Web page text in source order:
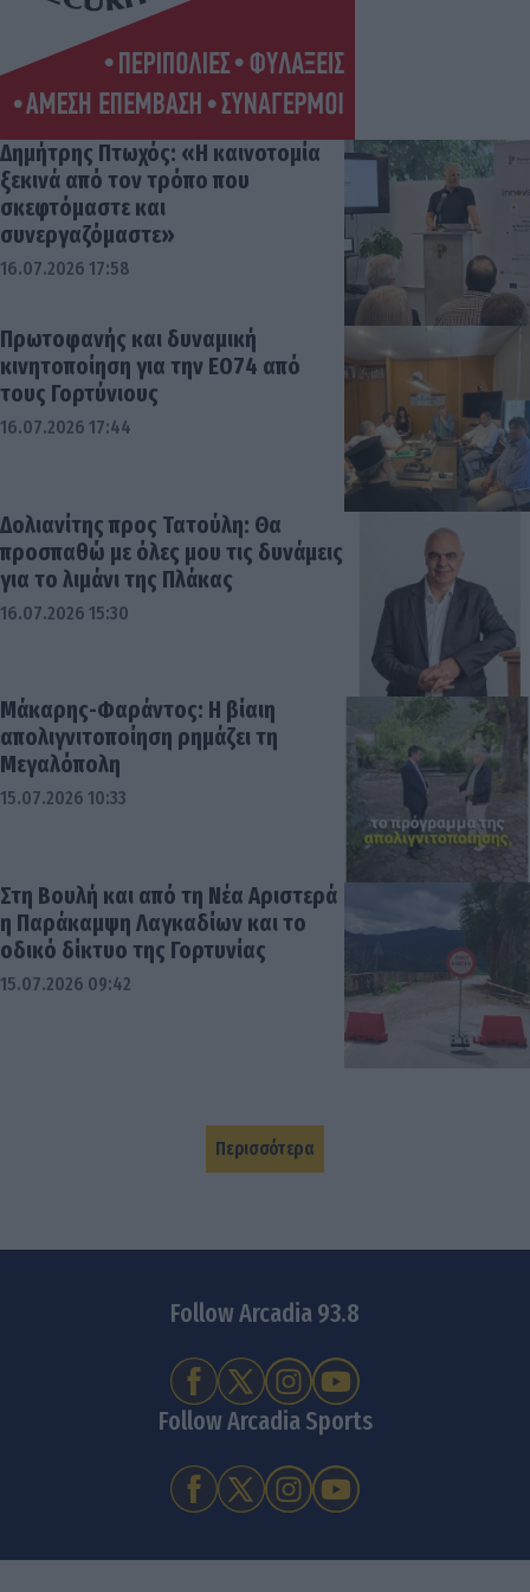
Δημήτρης Πτωχός: «Η καινοτομία
ξεκινά από τον τρόπο που
σκεφτόμαστε και
συνεργαζόμαστε»
16.07.2026 17:58
Πρωτοφανής και δυναμική
κινητοποίηση για την ΕΟ74 από
τους Γορτύνιους
16.07.2026 17:44
Δολιανίτης προς Τατούλη: Θα
προσπαθώ με όλες μου τις δυνάμεις
για το λιμάνι της Πλάκας
16.07.2026 15:30
Μάκαρης-Φαράντος: Η βίαιη
απολιγνιτοποίηση ρημάζει τη
Μεγαλόπολη
15.07.2026 10:33
Στη Βουλή και από τη Νέα Αριστερά
η Παράκαμψη Λαγκαδίων και το
οδικό δίκτυο της Γορτυνίας
15.07.2026 09:42
Περισσότερα
Follow Arcadia 93.8
Follow Arcadia Sports